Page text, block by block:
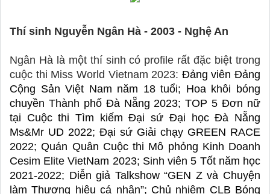
Thí sinh Nguyễn Ngân Hà - 2003 - Nghệ An
Ngân Hà là một thí sinh có profile rất đặc biệt trong
cuộc thi Miss World Vietnam 2023: Đảng viên Đảng
Cộng Sản Việt Nam năm 18 tuổi; Hoa khôi bóng
chuyền Thành phố Đà Nẵng 2023; TOP 5 Đơn nữ
tại Cuộc thi Tìm kiếm Đại sứ Đại học Đà Nẵng
Ms&Mr UD 2022; Đại sứ Giải chạy GREEN RACE
2022; Quán Quân Cuộc thi Mô phỏng Kinh Doanh
Cesim Elite VietNam 2023; Sinh viên 5 Tốt năm học
2021-2022; Diễn giả Talkshow “GEN Z và Chuyện
làm Thương hiệu cá nhân”; Chủ nhiệm CLB Bóng